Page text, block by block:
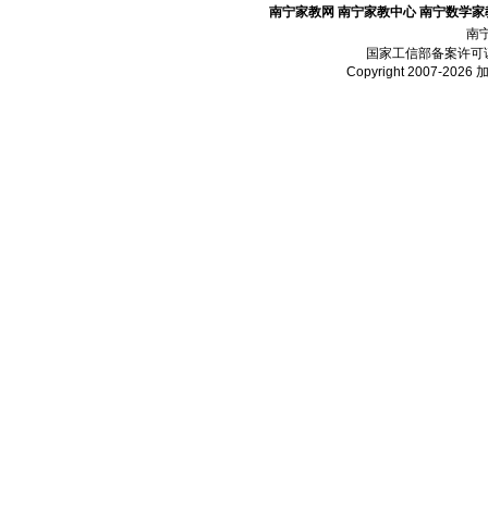
南宁家教网 南宁家教中心 南宁数学家
南
国家工信部备案许可
Copyright 2007-2026